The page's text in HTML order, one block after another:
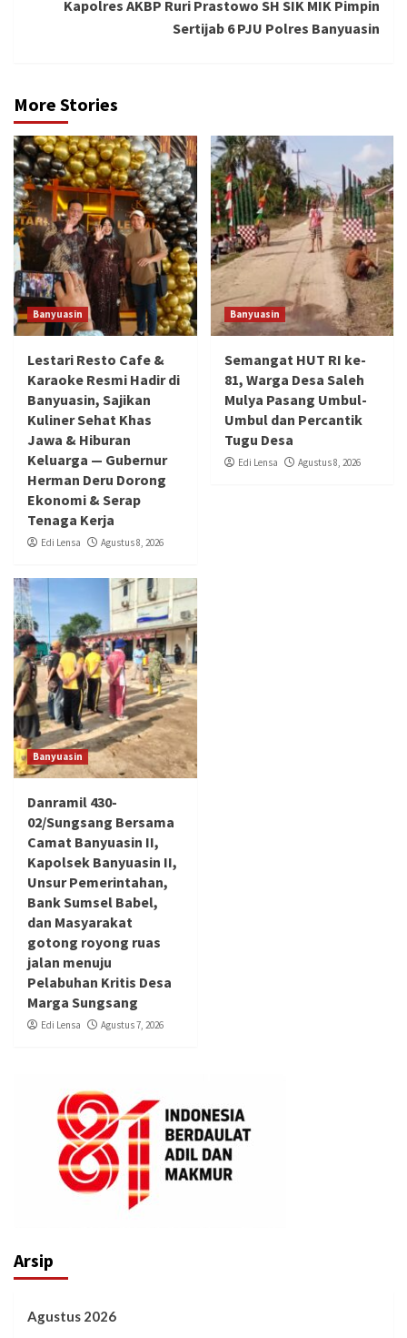
Kapolres AKBP Ruri Prastowo SH SIK MIK Pimpin
Sertijab 6 PJU Polres Banyuasin
More Stories
Banyuasin
Lestari Resto Cafe &
Karaoke Resmi Hadir di
Banyuasin, Sajikan
Kuliner Sehat Khas
Jawa & Hiburan
Keluarga — Gubernur
Herman Deru Dorong
Ekonomi & Serap
Tenaga Kerja
Edi Lensa Agustus 8, 2026
Banyuasin
Semangat HUT RI ke-
81, Warga Desa Saleh
Mulya Pasang Umbul-
Umbul dan Percantik
Tugu Desa
Edi Lensa Agustus 8, 2026
Banyuasin
Danramil 430-
02/Sungsang Bersama
Camat Banyuasin II,
Kapolsek Banyuasin II,
Unsur Pemerintahan,
Bank Sumsel Babel,
dan Masyarakat
gotong royong ruas
jalan menuju
Pelabuhan Kritis Desa
Marga Sungsang
Edi Lensa Agustus 7, 2026
Arsip
Agustus 2026